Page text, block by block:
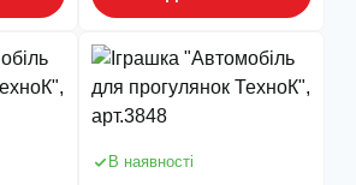
В наявності